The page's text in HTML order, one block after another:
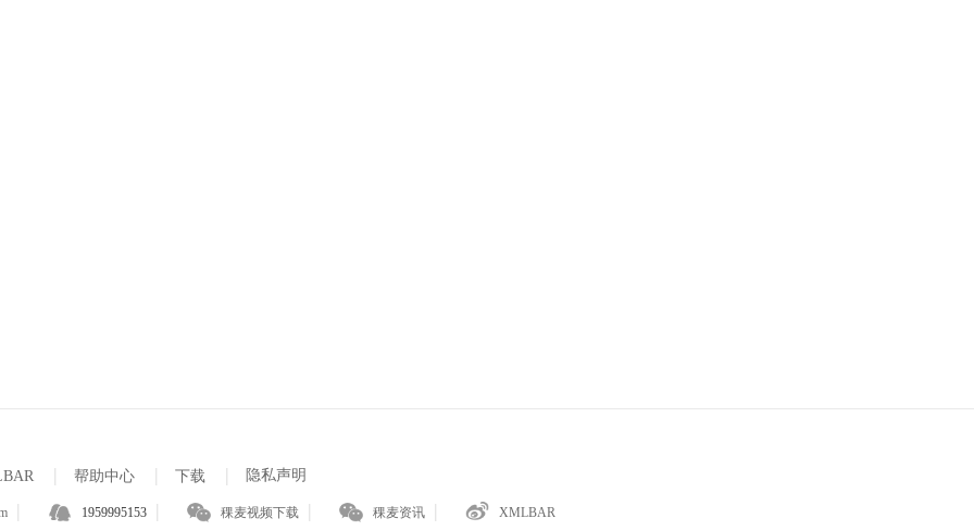
| 帮助中心 | 下载 | 隐私声明
| 1959995153 | 稞麦视频下载 | 稞麦资讯 | XMLBAR